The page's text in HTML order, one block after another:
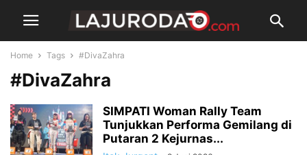
Home Tags #DivaZahra
#DivaZahra
SIMPATI Woman Rally Team
Tunjukkan Performa Gemilang di
Putaran 2 Kejurnas...